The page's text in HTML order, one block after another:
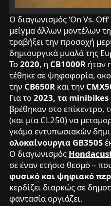
Ο διαγωνισμός ‘On Vs.
μείγμα άλλων μοντέλων
τραβήξει την προσοχή
δημιουργικά μυαλά της
Το2020, η CB1000Rήταν
τέθηκε σε ψηφοφορία,
την CB650Rκαι την
Για το2023, τα minibikes
βρέθηκαν στο επίκεντρο,
(και μία CL250) να
γκάμα εντυπωσιακών
ολοκαίνουργια GB350S
Ο διαγωνισμός
σε έναν ετήσιο θεσμό –
φυσικό και ψηφιακό
κερδίζει διαρκώς σε
φαντασία οργιάζει.